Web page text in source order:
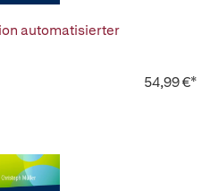
automatisierter
54,99 €*